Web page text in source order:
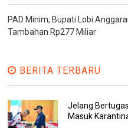
PAD Minim, Bupati Lobi
Tambahan Rp277 Miliar
BERITA TERBARU
Jelang
Masuk